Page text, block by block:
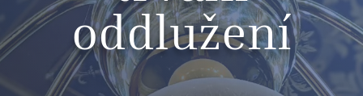
oddlužení